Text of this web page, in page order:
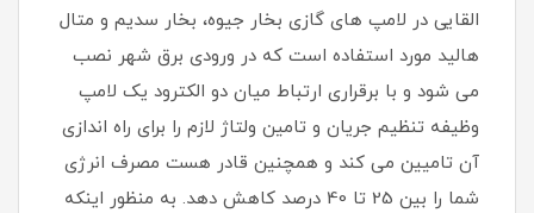
القایی در لامپ های گازی بخار جیوه، بخار سدیم و متال
هالید مورد استفاده است که در ورودی برق شهر نصب
می شود و با برقراری ارتباط میان دو الکترود یک لامپ
وظیفه تنظیم جریان و تامین ولتاژ لازم را برای راه اندازی
آن تامیین می کند و همچنین قادر هست مصرف انرژی
شما را بین 25 تا 40 درصد کاهش دهد. به منظور اینکه